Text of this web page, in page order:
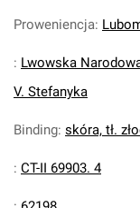
Proweniencja:
: Lwowska
V. Stefanyka
Binding: skóra, tł.
: CT-II 69903. 4